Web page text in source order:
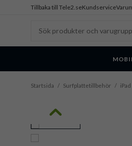
Tillbaka till Tele2.seKundservice
Startsida / Surfplattetillbehör / iPad